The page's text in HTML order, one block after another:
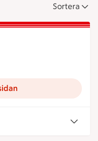
Sortera
öppnar klockan 9